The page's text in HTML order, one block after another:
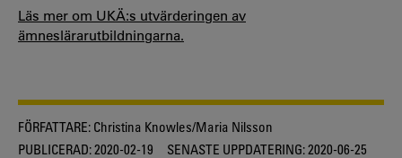
Läs mer om UKÄ:s utvärderingen av
ämneslärarutbildningarna.
FÖRFATTARE: Christina Knowles/Maria Nilsson
PUBLICERAD:2020-02-19 SENASTE UPPDATERING:2020-06-25